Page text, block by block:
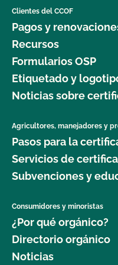
¿Cómo me conecto a
obtener ayuda con los
sesión?
mi operación y ver mis
a la información de
¿Qué es MyCCOF?
Clientes del CCOF
Pagos y
Recursos
Formularios OSP
Etiquetado y
Noticias sobre
Agricultores, manejadores y
Pasos para la
Servicios de
Subvenciones y
Consumidores y minoristas
¿Por qué orgánico?
Directorio orgánico
Noticias